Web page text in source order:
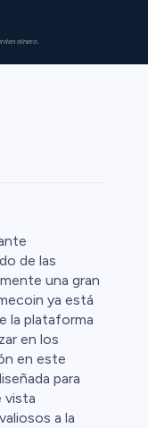
dinero.
de las
una gran
ya está
la plataforma
en los
en este
para
vista
a la